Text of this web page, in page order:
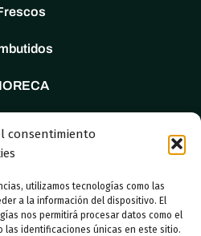
consentimiento
utilizamos tecnologías como las
a la información del dispositivo. El
nos permitirá procesar datos como el
las identificaciones únicas en este sitio.